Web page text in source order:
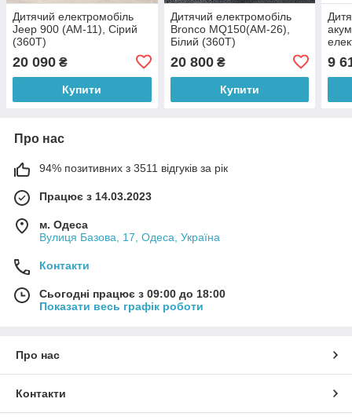
Дитячий електромобіль
Jeep 900 (AM-11), Сірий
(360T)
20 090 ₴
Купити
Дитячий електромобіль
Bronco MQ150(AM-26),
Білий (360T)
20 800₴
Купити
9
Про нас
94% позитивних з 3511 відгуків за рік
Працює з 14.03.2023
м. Одеса
Вулиця Базова, 17, Одеса, Україна
Контакти
Сьогодні працює з 09:00 до 18:00
Показати весь графік роботи
Про нас
Контакти